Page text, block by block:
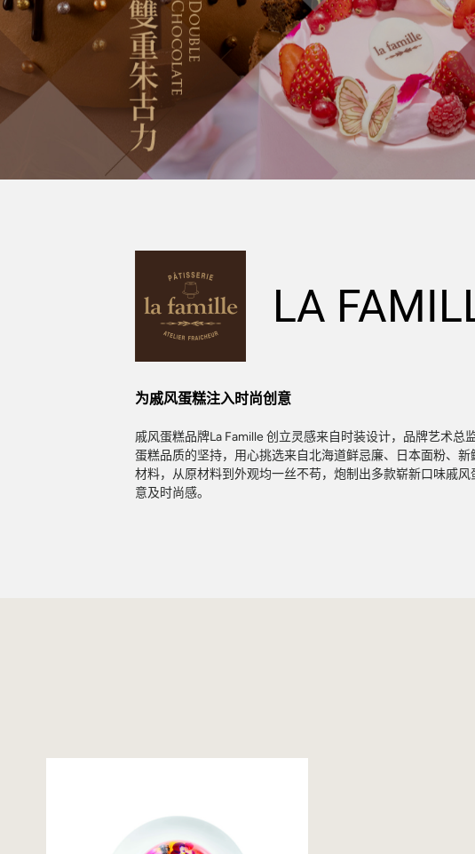
LA
为戚风蛋糕注入时尚创意
戚风蛋糕品牌La Famille 创立灵感来自时装设计，品牌艺术总
蛋糕品质的坚持，用心挑选来自北海道鲜忌廉、日本面粉、
材料，从原材料到外观均一丝不苟，炮制出多款崭新口味戚
意及时尚感。